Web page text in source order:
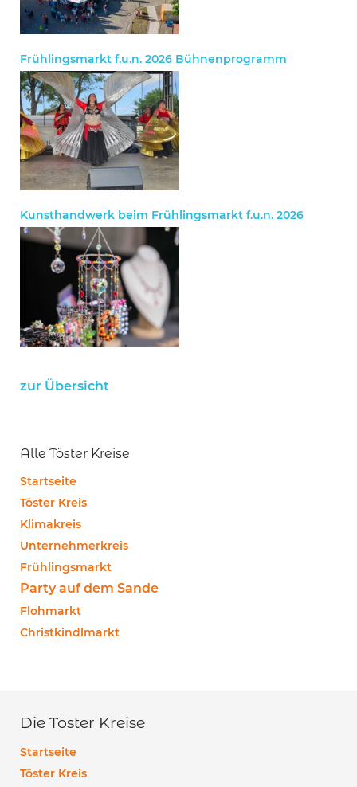
Frühlingsmarkt f.u.n. 2026 Bühnenprogramm
Kunsthandwerk beim Frühlingsmarkt f.u.n. 2026
zur Übersicht
Alle Töster Kreise
Startseite
Töster Kreis
Klimakreis
Unternehmerkreis
Frühlingsmarkt
Party auf dem Sande
Flohmarkt
Christkindlmarkt
Die Töster Kreise
Startseite
Töster Kreis